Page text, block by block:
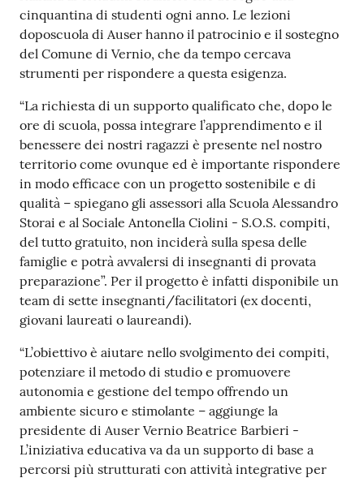
cinquantina di studenti ogni anno. Le lezioni
doposcuola di Auser hanno il patrocinio e il sostegno
del Comune di Vernio, che da tempo cercava
strumenti per rispondere a questa esigenza.
“La richiesta di un supporto qualificato che, dopo le
ore di scuola, possa integrare l’apprendimento e il
benessere dei nostri ragazzi è presente nel nostro
territorio come ovunque ed è importante rispondere
in modo efficace con un progetto sostenibile e di
qualità – spiegano gli assessori alla Scuola Alessandro
Storai e al Sociale Antonella Ciolini - S.O.S. compiti,
del tutto gratuito, non inciderà sulla spesa delle
famiglie e potrà avvalersi di insegnanti di provata
preparazione”. Per il progetto è infatti disponibile un
team di sette insegnanti/facilitatori (ex docenti,
giovani laureati o laureandi).
“L’obiettivo è aiutare nello svolgimento dei compiti,
potenziare il metodo di studio e promuovere
autonomia e gestione del tempo offrendo un
ambiente sicuro e stimolante – aggiunge la
presidente di Auser Vernio Beatrice Barbieri -
L’iniziativa educativa va da un supporto di base a
percorsi più strutturati con attività integrative per